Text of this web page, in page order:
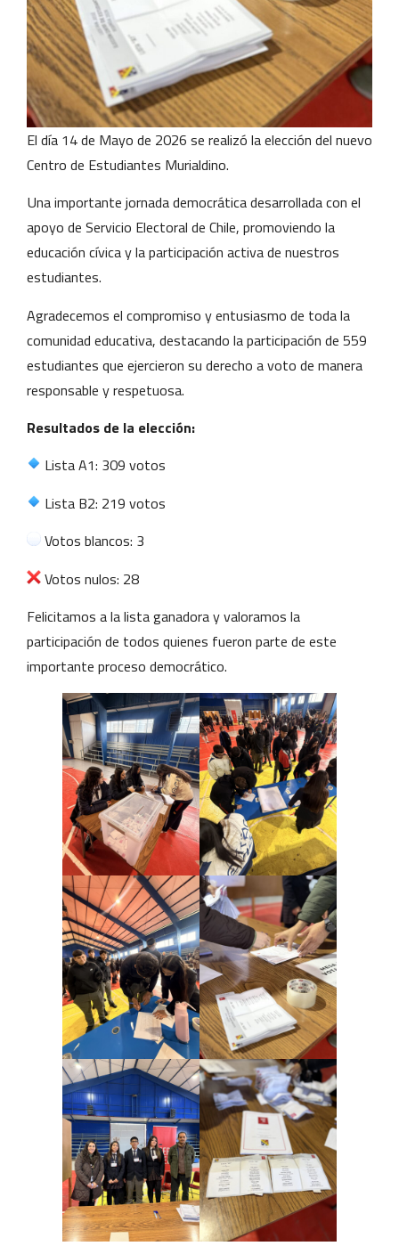
El día 14 de Mayo de 2026 se realizó la elección del nuevo
Centro de Estudiantes Murialdino.
Una importante jornada democrática desarrollada con el
apoyo de Servicio Electoral de Chile, promoviendo la
educación cívica y la participación activa de nuestros
estudiantes.
Agradecemos el compromiso y entusiasmo de toda la
comunidad educativa, destacando la participación de 559
estudiantes que ejercieron su derecho a voto de manera
responsable y respetuosa.
Resultados de la elección:
Lista A1: 309 votos
Lista B2: 219 votos
Votos blancos: 3
Votos nulos: 28
Felicitamos a la lista ganadora y valoramos la
participación de todos quienes fueron parte de este
importante proceso democrático.